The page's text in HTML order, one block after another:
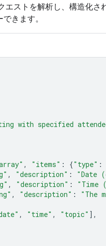
エストを解析し、構造化さ
きます。
with specified
, "items" : {"type" :
, "description" : "Date
, "description" : "Time
, "description" : "The
, "time" , "topic" ],